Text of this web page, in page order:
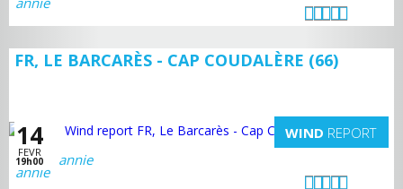
FR, LE BARCARÈS - CAP COUDALÈRE (66)
14
FEVR
19h00
WIND REPORT
annie